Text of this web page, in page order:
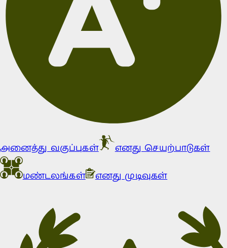
அனைத்து வகுப்புகள்
எனது செயற்பாடுகள்
மண்டலங்கள்
எனது முடிவுகள்